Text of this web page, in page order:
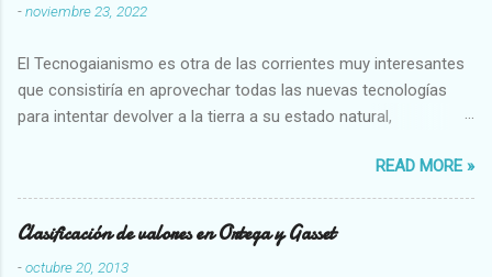
-noviembre 23, 2022
El Tecnogaianismo es otra de las corrientes muy interesantes
que consistiría en aprovechar todas las nuevas tecnologías
para intentar devolver a la tierra a su estado natural,
READ MORE »
Clasificación de valores en Ortega y Gasset
-octubre 20, 2013